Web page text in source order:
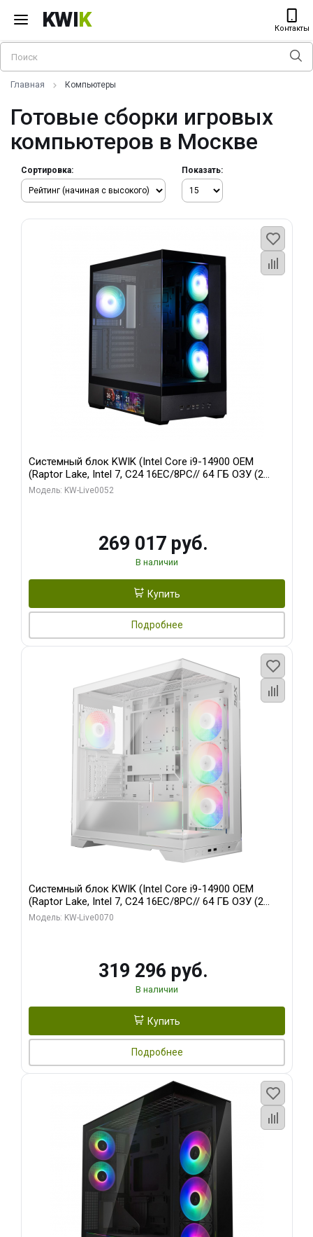
KWIK Контакты
Главная Компьютеры
Готовые сборки игровых
компьютеров в Москве
Сортировка: Показать:
Системный блок KWIK (Intel Core i9-14900 OEM
(Raptor Lake, Intel 7, C24 16EC/8PC// 64 ГБ ОЗУ (2
модуля)/ Palit RTX5080 GAMINGPRO OC 16GB GDDR7
Модель: KW-Live0052
269 017 руб.
В наличии
Купить
Подробнее
Системный блок KWIK (Intel Core i9-14900 OEM
(Raptor Lake, Intel 7, C24 16EC/8PC// 64 ГБ ОЗУ (2
модуля)/ Gigabyte RTX5080 XTREME WATERFORCE
Модель: KW-Live0070
319 296 руб.
В наличии
Купить
Подробнее